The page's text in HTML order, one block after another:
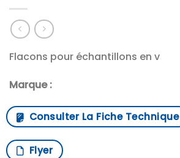
Flacons pour échantillons en v
Marque :
Consulter La Fiche Technique
Flyer